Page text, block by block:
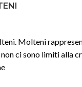
Molteni
ci sono limiti alla